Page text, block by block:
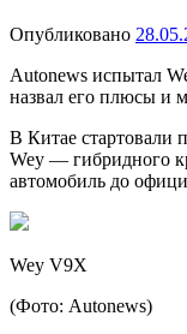
Опубликовано
Autonews испытал
назвал его плюсы и
В Китае стартовали
Wey — гибридного
автомобиль до
Wey V9X
(Фото: Autonews)